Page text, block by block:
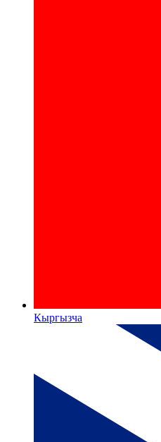
Кыргызча